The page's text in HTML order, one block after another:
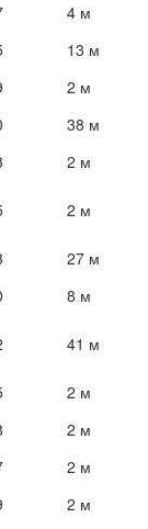
4 м
13 м
2 м
38 м
2 м
2 м
27 м
8 м
41 м
2 м
2 м
2 м
2 м